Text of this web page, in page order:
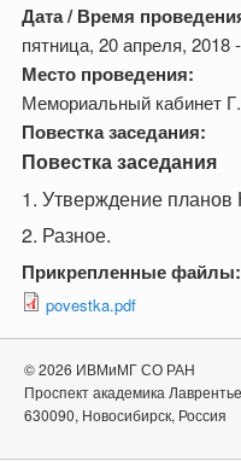
Дата / Время
пятница, 20 апреля, 2018
Место проведения:
Мемориальный кабинет
Повестка заседания:
Повестка заседания
1. Утверждение
2. Разное.
Прикрепленные файлы:
povestka.pdf
© 2026 ИВМиМГ СО РАН
Проспект академика
630090, Новосибирск, Россия